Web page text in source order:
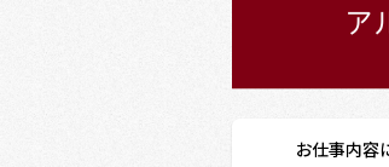
お仕事内容